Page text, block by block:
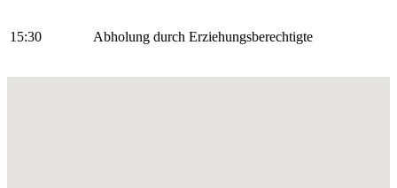
15:30 Abholung durch Erziehungsberechtigte